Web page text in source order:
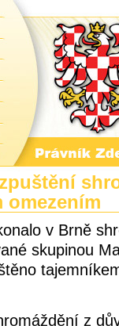
v Brně
skupinou
z